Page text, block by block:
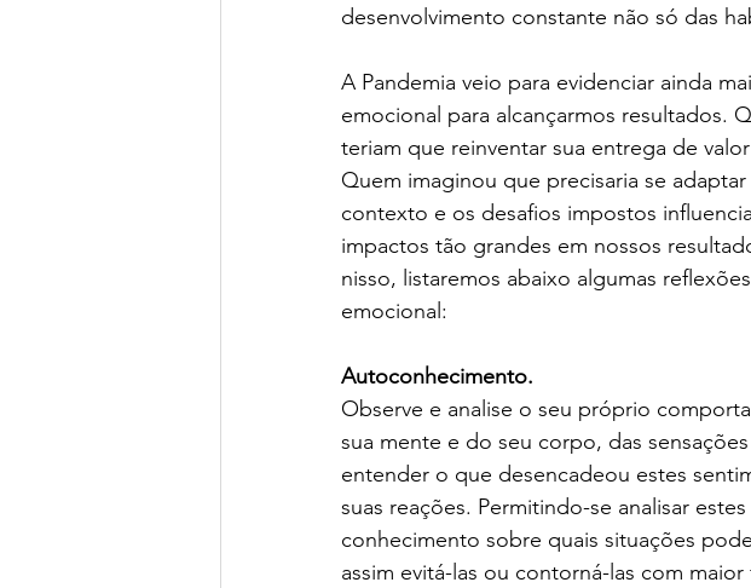
desenvolvimento constante não só das
A Pandemia veio para evidenciar ainda
emocional para alcançarmos resultados.
teriam que reinventar sua entrega de
Quem imaginou que precisaria se
contexto e os desafios impostos
impactos tão grandes em nossos
nisso, listaremos abaixo algumas
emocional:
Autoconhecimento.
Observe e analise o seu próprio
sua mente e do seu corpo, das
entender o que desencadeou estes
suas reações. Permitindo-se analisar
conhecimento sobre quais situações
assim evitá-las ou contorná-las com maior